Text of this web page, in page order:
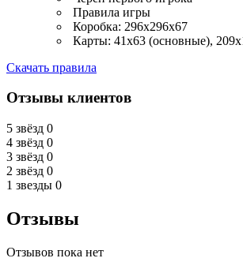
Правила игры
Коробка: 296x296x67
Карты: 41х63 (основные),
Скачать правила
Отзывы клиентов
5 звёзд 0
4 звёзд 0
3 звёзд 0
2 звёзд 0
1 звезды 0
Отзывы
Отзывов пока нет